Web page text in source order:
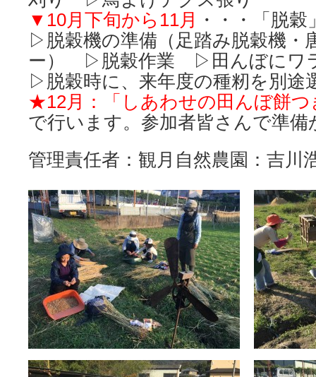
▼10月下旬から11月
・・・「脱穀
▷脱穀機の準備（足踏み脱穀機・
ー） ▷脱穀作業 ▷田んぼにワ
▷脱穀時に、来年度の種籾を別途
★12月：「しあわせの田んぼ餅つ
で行います。参加者皆さんで準備
管理責任者：観月自然農園：吉川